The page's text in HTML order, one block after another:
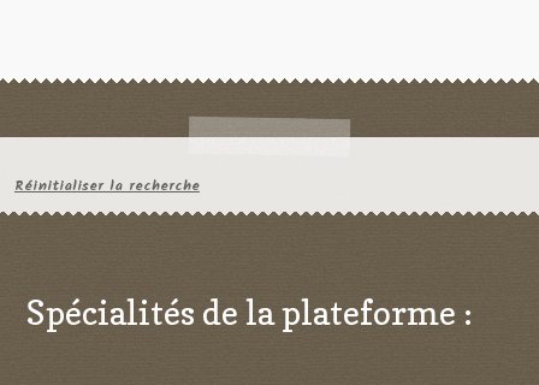
Réinitialiser la recherche
Spécialités de la plateforme :